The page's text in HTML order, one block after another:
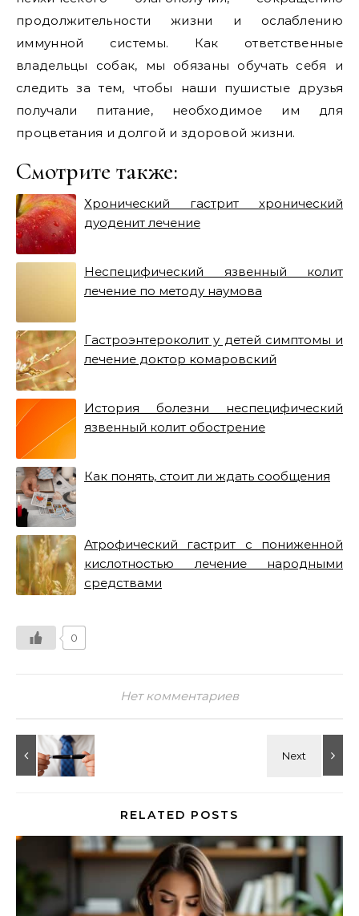
продолжительности жизни и ослаблению
иммунной системы. Как ответственные
владельцы собак, мы обязаны обучать себя и
следить за тем, чтобы наши пушистые друзья
получали питание, необходимое им для
процветания и долгой и здоровой жизни.
Смотрите также:
Хронический гастрит хронический
дуоденит лечение
Неспецифический язвенный колит
лечение по методу наумова
Гастроэнтероколит у детей симптомы и
лечение доктор комаровский
История болезни неспецифический
язвенный колит обострение
Как понять, стоит ли ждать сообщения
Атрофический гастрит с пониженной
кислотностью лечение народными
средствами
0
Нет комментариев
RELATED POSTS